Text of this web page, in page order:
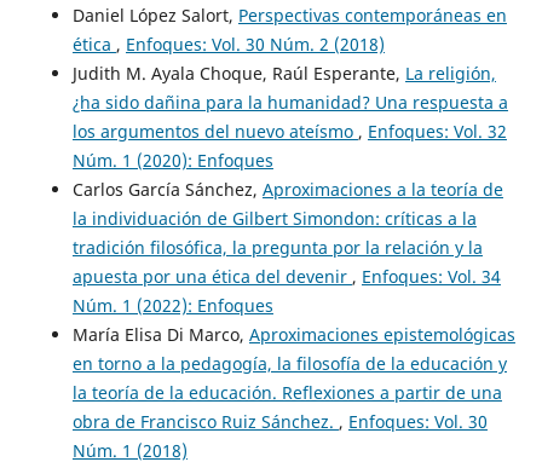
Daniel López Salort, Perspectivas contemporáneas en
ética , Enfoques: Vol. 30 Núm. 2 (2018)
Judith M. Ayala Choque, Raúl Esperante, La religión,
¿ha sido dañina para la humanidad? Una respuesta a
los argumentos del nuevo ateísmo , Enfoques: Vol. 32
Núm. 1 (2020): Enfoques
Carlos García Sánchez, Aproximaciones a la teoría de
la individuación de Gilbert Simondon: críticas a la
tradición filosófica, la pregunta por la relación y la
apuesta por una ética del devenir , Enfoques: Vol. 34
Núm. 1 (2022): Enfoques
María Elisa Di Marco, Aproximaciones epistemológicas
en torno a la pedagogía, la filosofía de la educación y
la teoría de la educación. Reflexiones a partir de una
obra de Francisco Ruiz Sánchez. , Enfoques: Vol. 30
Núm. 1 (2018)